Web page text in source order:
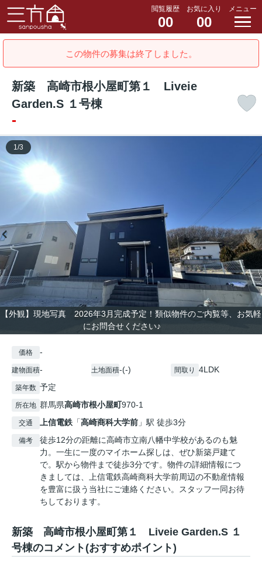
閲覧履歴
00
お気に入り
00
メニュー
この物件の募集は終了しました。
新築 高崎市根小屋町第１ Liveie
Garden.S １号棟
-
【外観】現地写真 2026年3月完成予定！類似物件のご内覧等、お気軽
にお問合せください♪
1/3
価格 -
建物面積- 土地面積-(-) 間取り 4LDK
築年数 予定
所在地 群馬県高崎市根小屋町970-1
交通 上信電鉄 「高崎商科大学前 」駅 徒歩3分
備考
徒歩12分の距離に高崎市立南八幡中学校があるのも魅
力。一生に一度のマイホーム探しは、ぜひ新築戸建て
で。駅から物件まで徒歩3分です。物件の詳細情報につ
きましては、上信電鉄高崎商科大学前周辺の不動産情報
を豊富に扱う当社にご連絡ください。スタッフ一同お待
ちしております。
新築 高崎市根小屋町第１ Liveie Garden.S １
号棟のコメント(おすすめポイント)